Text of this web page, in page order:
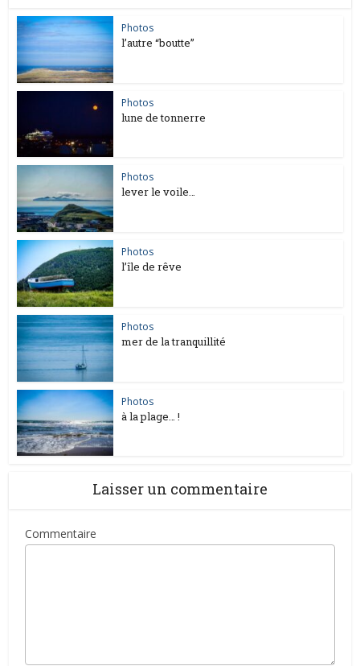
Photos
l’autre “boutte”
Photos
lune de tonnerre
Photos
lever le voile…
Photos
l’île de rêve
Photos
mer de la tranquillité
Photos
à la plage… !
Laisser un commentaire
Commentaire